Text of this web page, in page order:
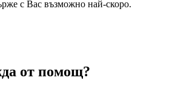
с Вас възможно най-скоро.
от помощ?